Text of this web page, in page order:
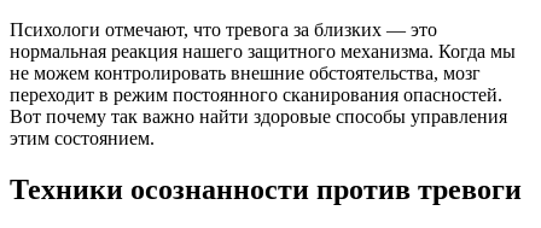
Психологи отмечают, что тревога за близких — это
нормальная реакция нашего защитного механизма. Когда мы
не можем контролировать внешние обстоятельства, мозг
переходит в режим постоянного сканирования опасностей.
Вот почему так важно найти здоровые способы управления
этим состоянием.
Техники осознанности против тревоги